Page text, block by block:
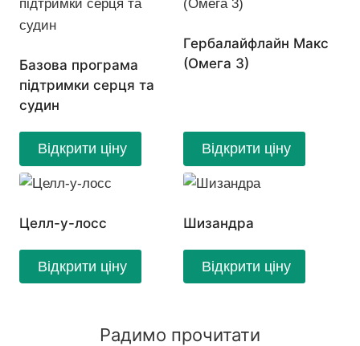
Базова програма
підтримки серця та
судин
Відкрити ціну
Гербалайфлайн Макс
(Омега 3)
Відкрити ціну
Целл-у-лосс
Відкрити ціну
Шизандра
Відкрити ціну
Радимо прочитати